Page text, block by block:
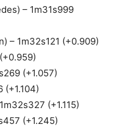
– 1m31s999
– 1m32s121 (+0.909)
(+1.057)
(+1.104)
(+1.115)
(+1.245)